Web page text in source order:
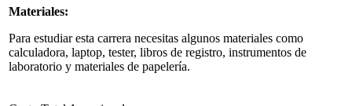
Materiales:
Para estudiar esta carrera necesitas algunos materiales como
calculadora, laptop, tester, libros de registro, instrumentos de
laboratorio y materiales de papelería.